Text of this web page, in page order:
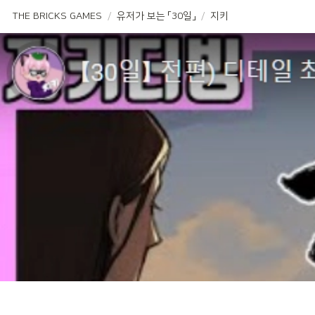
THE BRICKS GAMES / 유저가 보는 「30일」 / 지키